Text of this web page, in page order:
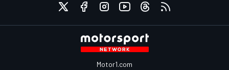
Motor1.com